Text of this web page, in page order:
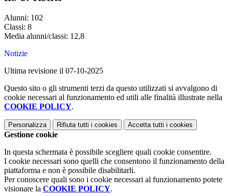
Alunni: 102
Classi: 8
Media alunni/classi: 12,8
Notizie
Ultima revisione il 07-10-2025
Questo sito o gli strumenti terzi da questo utilizzati si avvalgono di
cookie necessari al funzionamento ed utili alle finalità illustrate nella
COOKIE POLICY.
Personalizza Rifiuta tutti i cookies Accetta tutti i cookies
Gestione cookie
In questa schermata è possibile scegliere quali cookie consentire.
I cookie necessari sono quelli che consentono il funzionamento della
piattaforma e non è possibile disabilitarli.
Per conoscere quali sono i cookie necessari al funzionamento potete
visionare la COOKIE POLICY.